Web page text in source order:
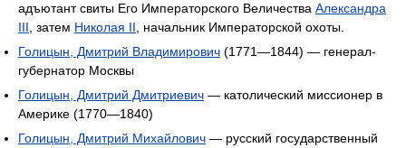
адъютант свиты Его Императорского Величества Александра
III , затем Николая II , начальник Императорской охоты.
Голицын, Дмитрий Владимирович (1771—1844) — генерал-
губернатор Москвы
Голицын, Дмитрий Дмитриевич — католический миссионер в
Америке (1770—1840)
Голицын, Дмитрий Михайлович — русский государственный